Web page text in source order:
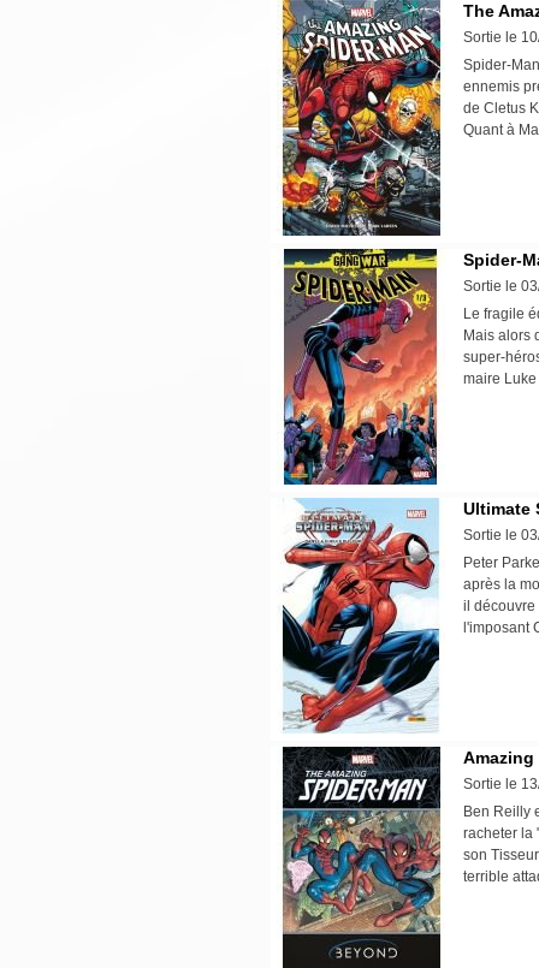
The
Sortie le
Spider-
ennemis
de Cletus
Quant à
Spider-
Sortie le
Le fragile
Mais alors
super-
maire
Ultimate
Sortie le
Peter
après la
il découvre
Amazing
Sortie le
Ben Reilly
racheter la
son
terrible